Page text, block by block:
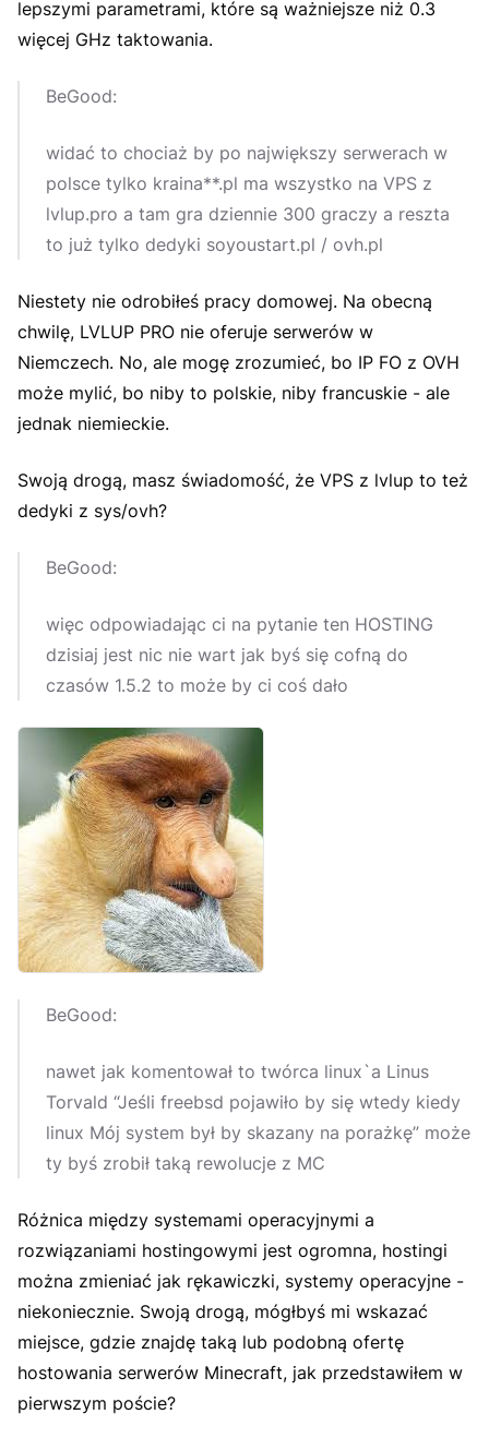
lepszymi parametrami, które są ważniejsze niż 0.3
więcej GHz taktowania.
BeGood:
widać to chociaż by po największy serwerach w
polsce tylko kraina**.pl ma wszystko na VPS z
lvlup.pro a tam gra dziennie 300 graczy a reszta
to już tylko dedyki soyoustart.pl / ovh.pl
Niestety nie odrobiłeś pracy domowej. Na obecną
chwilę, LVLUP PRO nie oferuje serwerów w
Niemczech. No, ale mogę zrozumieć, bo IP FO z OVH
może mylić, bo niby to polskie, niby francuskie - ale
jednak niemieckie.
Swoją drogą, masz świadomość, że VPS z lvlup to też
dedyki z sys/ovh?
BeGood:
więc odpowiadając ci na pytanie ten HOSTING
dzisiaj jest nic nie wart jak byś się cofną do
czasów 1.5.2 to może by ci coś dało
BeGood:
nawet jak komentował to twórca linux`a Linus
Torvald “Jeśli freebsd pojawiło by się wtedy kiedy
linux Mój system był by skazany na porażkę” może
ty byś zrobił taką rewolucje z MC
Różnica między systemami operacyjnymi a
rozwiązaniami hostingowymi jest ogromna, hostingi
można zmieniać jak rękawiczki, systemy operacyjne -
niekoniecznie. Swoją drogą, mógłbyś mi wskazać
miejsce, gdzie znajdę taką lub podobną ofertę
hostowania serwerów Minecraft, jak przedstawiłem w
pierwszym poście?